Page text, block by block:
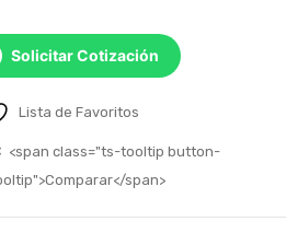
Solicitar Cotización
Lista de Favoritos
<span class="ts-tooltip button-
span>